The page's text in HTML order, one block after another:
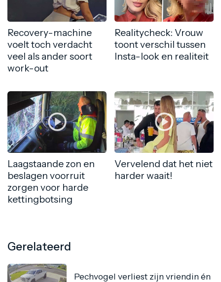
Recovery-machine
voelt toch verdacht
veel als ander soort
work-out
Realitycheck: Vrouw
toont verschil tussen
Insta-look en realiteit
Laagstaande zon en
beslagen voorruit
zorgen voor harde
kettingbotsing
Vervelend dat het niet
harder waait!
Gerelateerd
Pechvogel verliest zijn vriendin én